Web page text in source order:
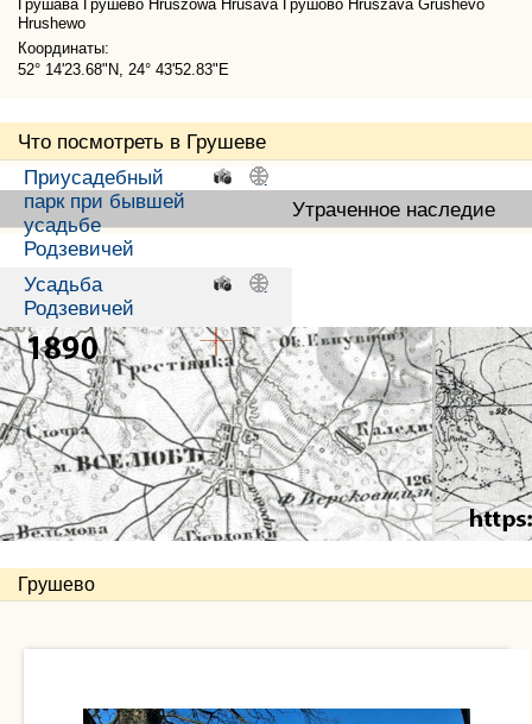
Грушава Грушево Hruszowa Hrušava Грушово Hruszava Grushevo
Hrushewo
Координаты:
52° 14'23.68"N, 24° 43'52.83"E
Что посмотреть в Грушеве
Приусадебный
парк при бывшей
усадьбе
Родзевичей
.
.
Утраченное наследие
Усадьба
Родзевичей
.
.
Грушево